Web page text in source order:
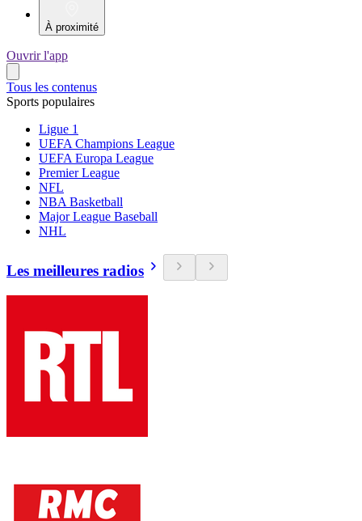
À proximité
Ouvrir l'app
Tous les contenus
Sports populaires
Ligue 1
UEFA Champions League
UEFA Europa League
Premier League
NFL
NBA Basketball
Major League Baseball
NHL
Les meilleures radios